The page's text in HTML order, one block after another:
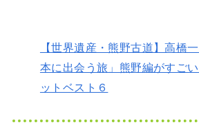
【世界遺産・熊野古道】高橋
本に出会う旅」熊野編がすご
ットベスト６